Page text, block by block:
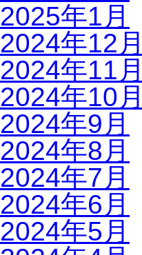
2025年1月
2024年12月
2024年11月
2024年10月
2024年9月
2024年8月
2024年7月
2024年6月
2024年5月